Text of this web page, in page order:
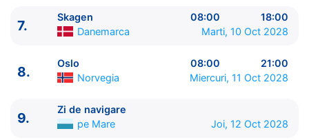
Hamburg Germania
08:00 - 00:00
4.
Hamburg Germania
00:00 - 22:00
6.
Copenhaga
07:00 - 22:00
Skagen Danemarca
08:00 - 18:00
9.
Zi de navigare pe Mare
Rotterdam Olanda
08:00 - 21:00
7.
Skagen 08:00
18:00
Danemarca
Marti, 10 Oct 2028
8.
Oslo 08:00
21:00
Norvegia
Miercuri, 11 Oct 2028
9.
Zi de navigare
pe Mare
Joi, 12 Oct 2028